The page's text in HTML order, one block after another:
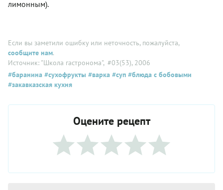
лимонным).
Если вы заметили ошибку или неточность, пожалуйста,
сообщите нам.
Источник: "Школа гастронома", #03(53), 2006
#баранина #сухофрукты #варка #суп #блюда с бобовыми
#закавказская кухня
Оцените рецепт